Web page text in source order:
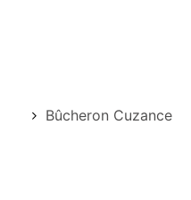
Bûcheron Cuzance